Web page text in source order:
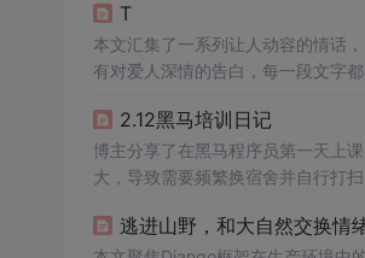
T
本文汇集了一系列让人动容的情话
有对爱人深情的告白，每一段文字都
2.12黑马培训日记
博主分享了在黑马程序员第一天上
大，导致需要频繁换宿舍并自行打
逃进山野，和大自然交换情